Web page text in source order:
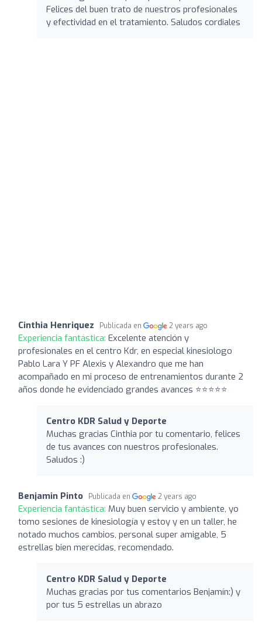
Felices del buen trato de nuestros profesionales
y efectividad en el tratamiento. Saludos cordiales
Cinthia Henriquez Publicada en 2 years ago
Experiencia fantástica: Excelente atención y
profesionales en el centro Kdr, en especial kinesiologo
Pablo Lara Y PF Alexis y Alexandro que me han
acompañado en mi proceso de entrenamientos durante 2
años donde he evidenciado grandes avances ⭐️⭐️⭐️⭐️⭐️
Centro KDR Salud y Deporte
Muchas gracias Cinthia por tu comentario, felices
de tus avances con nuestros profesionales.
Saludos :)
Benjamin Pinto Publicada en 2 years ago
Experiencia fantástica: Muy buen servicio y ambiente, yo
tomo sesiones de kinesiología y estoy y en un taller, he
notado muchos cambios, personal super amigable, 5
estrellas bien merecidas, recomendado.
Centro KDR Salud y Deporte
Muchas gracias por tus comentarios Benjamín:) y
por tus 5 estrellas un abrazo